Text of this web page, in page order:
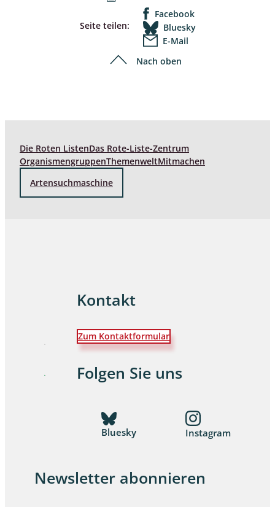
Seite teilen:
Facebook
Bluesky
E-Mail
Nach oben
Die Roten ListenDas Rote-Liste-Zentrum
OrganismengruppenThemenweltMitmachen
Artensuchmaschine
Kontakt
Zum Kontaktformular
Folgen Sie uns
Bluesky Instagram
Newsletter abonnieren